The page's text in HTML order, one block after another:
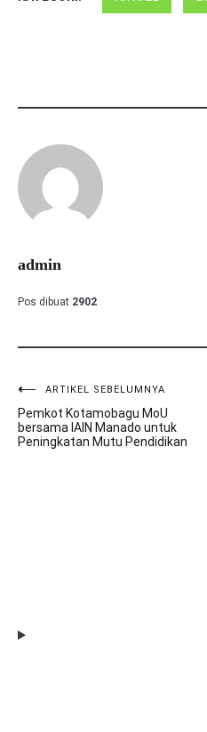
admin
Pos dibuat 2902
Navigasi
pos
ARTIKEL SEBELUMNYA
Pemkot Kotamobagu MoU
bersama IAIN Manado untuk
Peningkatan Mutu Pendidikan